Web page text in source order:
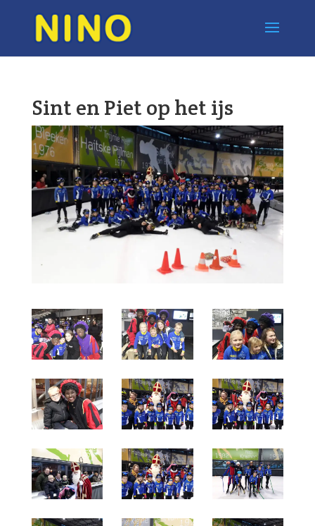
Sint en Piet op het ijs